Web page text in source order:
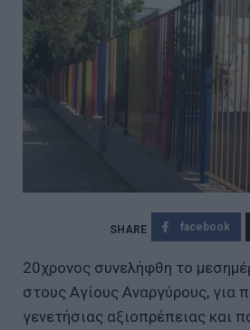
facebook
20χρονος συνελήφθη το
στους Αγίους Αναργύρους, για
γενετήσιας αξιοπρέπειας και